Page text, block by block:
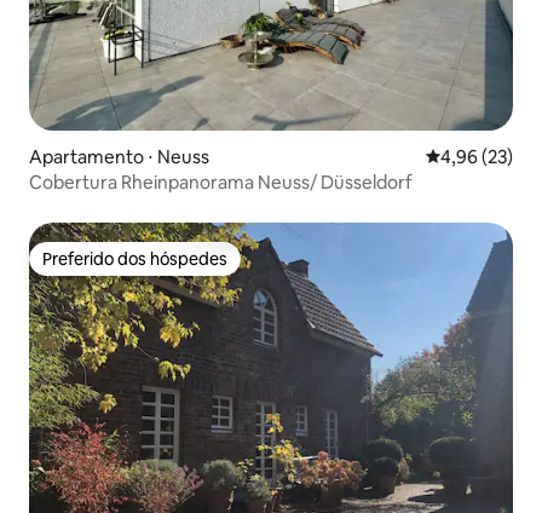
Apartamento ⋅ Neuss 4,96 de uma
4,96 (23)
Cobertura Rheinpanorama Neuss/ Düsseldorf
Preferido dos hóspedes
Preferido dos hóspedes